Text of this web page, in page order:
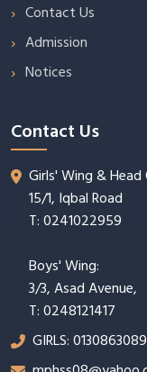
Contact Us
Admission
Notices
Contact Us
Girls' Wing &
15/1, Iqbal Road
T: 0241022959
Boys' Wing:
3/3, Asad Avenue,
T: 0248121417
GIRLS: